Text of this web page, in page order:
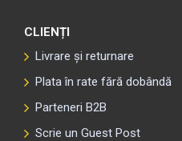
CLIENȚI
Livrare și returnare
Plata în rate fără dobândă
Parteneri B2B
Scrie un Guest Post